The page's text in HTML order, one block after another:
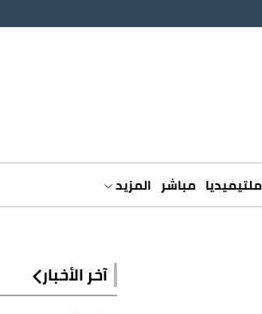
ملتيميديا مباشر المزيد
آخر الأخبار